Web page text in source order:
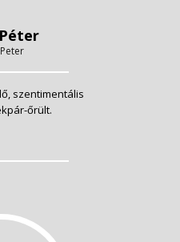
szentimentális
őrült.